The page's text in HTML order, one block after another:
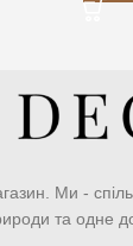
Ми -
та одне